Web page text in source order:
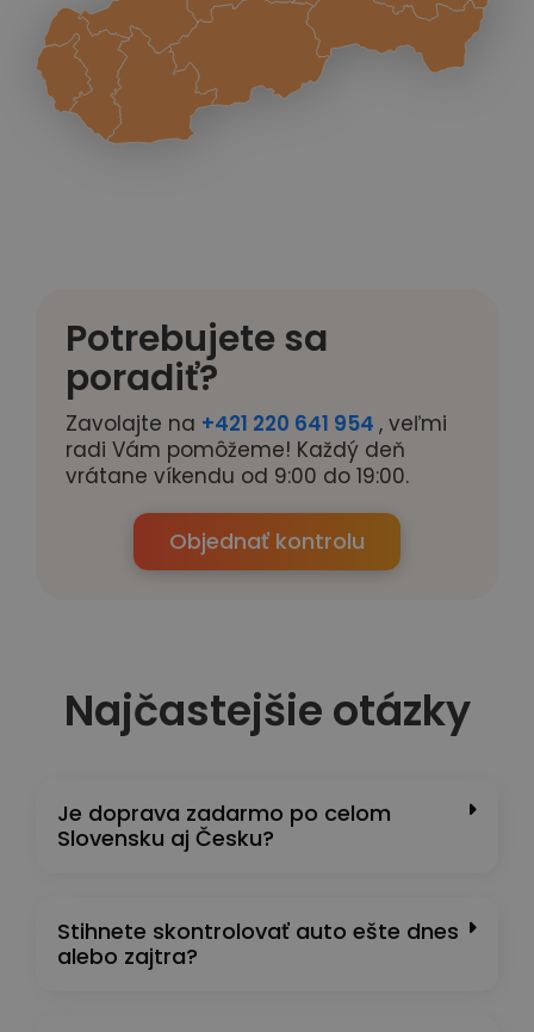
Potrebujete sa
poradiť?
Zavolajte na +421 220 641 954 , veľmi
radi Vám pomôžeme! Každý deň
vrátane víkendu od 9:00 do 19:00.
Objednať kontrolu
Najčastejšie otázky
Je doprava zadarmo po celom
Slovensku aj Česku?
Stihnete skontrolovať auto ešte dnes
alebo zajtra?